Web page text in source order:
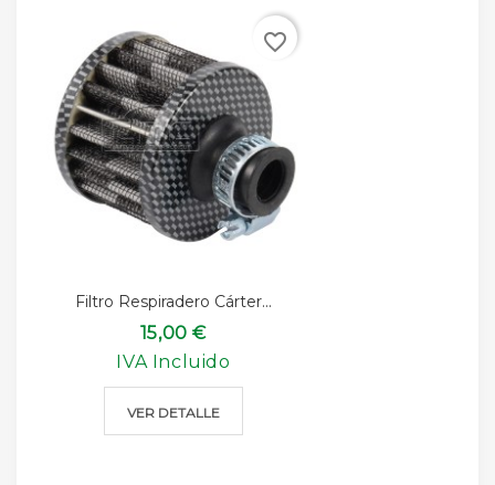
Filtro Respiradero Cárter...
15,00 €
IVA Incluido
VER DETALLE
favorite_border